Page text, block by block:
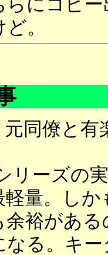
らにコピ
。
同僚と有
リーズの
量。し
裕がある
なる。キ